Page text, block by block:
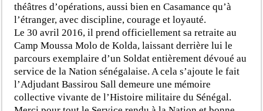
théâtres d’opérations, aussi bien en Casamance qu’à
l’étranger, avec discipline, courage et loyauté.
Le 30 avril 2016, il prend officiellement sa retraite au
Camp Moussa Molo de Kolda, laissant derrière lui le
parcours exemplaire d’un Soldat entièrement dévoué au
service de la Nation sénégalaise. A cela s’ajoute le fait
l’Adjudant Bassirou Sall demeure une mémoire
collective vivante de l’Histoire militaire du Sénégal.